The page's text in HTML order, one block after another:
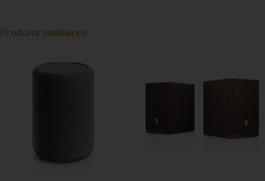
Produits similaires